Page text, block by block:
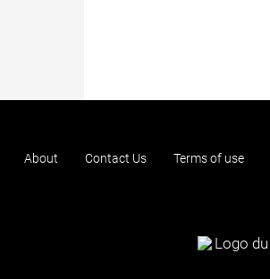
About Contact Us Terms of use